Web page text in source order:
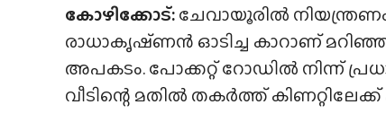
കോഴിക്കോട്:ചേവായൂരിൽ
രാധാകൃഷ്‌ണൻ ഓടിച്ച കാറാണ്
അപകടം. പോക്കറ്റ് റോഡിൽ നിന്ന്
വീടിന്റെ മതിൽ തകർത്ത്